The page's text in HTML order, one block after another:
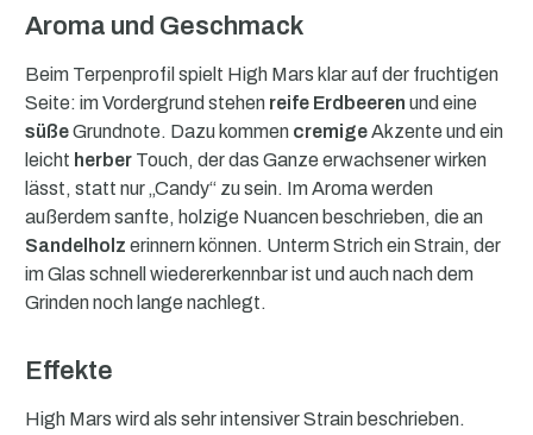
Aroma und Geschmack
Beim Terpenprofil spielt High Mars klar auf der fruchtigen
Seite: im Vordergrund stehen reife Erdbeeren und eine
süßeGrundnote. Dazu kommen cremigeAkzente und ein
leicht herber Touch, der das Ganze erwachsener wirken
lässt, statt nur „Candy“ zu sein. Im Aroma werden
außerdem sanfte, holzige Nuancen beschrieben, die an
Sandelholz erinnern können. Unterm Strich ein Strain, der
im Glas schnell wiedererkennbar ist und auch nach dem
Grinden noch lange nachlegt.
Effekte
High Mars wird als sehr intensiver Strain beschrieben.